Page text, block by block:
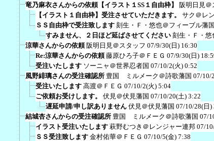
竜乃麻衣さんからの依頼【イラスト１SS１自由枠】
阪明日見＠
【イラスト１自由枠】受注させていただきます。
サク＠レ
ＳＳ自由枠で受注致します 刻生・Ｆ・悠也＠フィーブル藩国
すみません、２日ほど延ばさせてください 刻生・Ｆ・悠
涼華さんからの依頼 阪明日見＠スタッフ 07/9/30(日) 16:30
Re:涼華さんからの依頼 藤原ひろ子＠ＦＥＧ 07/9/30(日)
受注いたします ソーニャ＠世界忍者国 07/10/2(火) 0:52
風野緋璃さんの受注確認所 豊国 ミルメーク＠詩歌藩国 07/10/
受注いたします 高渡＠ＦＥＧ 07/10/2(火) 5:04
ご依頼お受けします。
伏見＠伏見藩国 07/10/20(土) 3:22
遅延申請/申し訳ありません 伏見＠伏見藩国 07/10/28(日)
結城杏さんからの受注確認所 豊国 ミルメーク＠詩歌藩国 07/
イラスト受注いたします 萩野むつき＠レンジャー連邦 07/
ＳＳ受注致します 金村佑華＠ＦＥＧ 07/10/5(金) 7:38